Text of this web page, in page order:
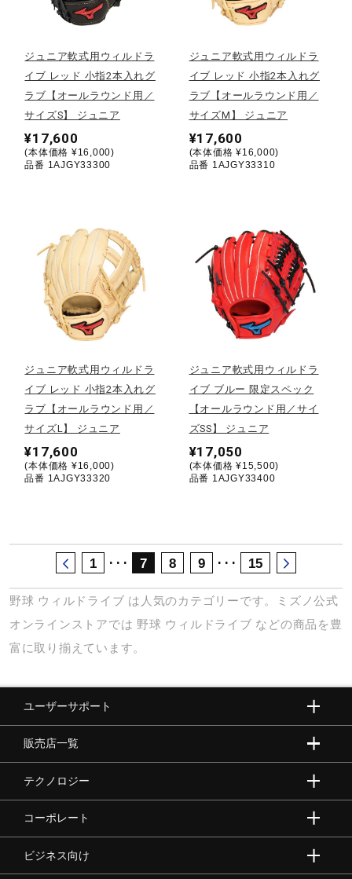
コラボ／ライセンス
セール
直営店一覧
取扱店一覧
ジュニア軟式用ウィルドラ
イブ レッド 小指2本入れグ
ラブ【オールラウンド用／
サイズS】 ジュニア
¥17,600
(本体価格 ¥16,000)
品番 1AJGY33300
ジュニア軟式用ウィルドラ
イブ レッド 小指2本入れグ
ラブ【オールラウンド用／
サイズM】 ジュニア
¥17,600
(本体価格 ¥16,000)
品番 1AJGY33310
ジュニア軟式用ウィルドラ
イブ レッド 小指2本入れグ
ラブ【オールラウンド用／
サイズL】 ジュニア
¥17,600
(本体価格 ¥16,000)
品番 1AJGY33320
ジュニア軟式用ウィルドラ
イブ ブルー 限定スペック
【オールラウンド用／サイ
ズSS】 ジュニア
¥17,050
(本体価格 ¥15,500)
品番 1AJGY33400
1 ･･･ 7 8 9 ･･･ 15
野球 ウィルドライブ は人気のカテゴリーです。ミズノ公式
オンラインストアでは 野球 ウィルドライブ などの商品を豊
富に取り揃えています。
ユーザーサポート
販売店一覧
テクノロジー
コーポレート
ビジネス向け